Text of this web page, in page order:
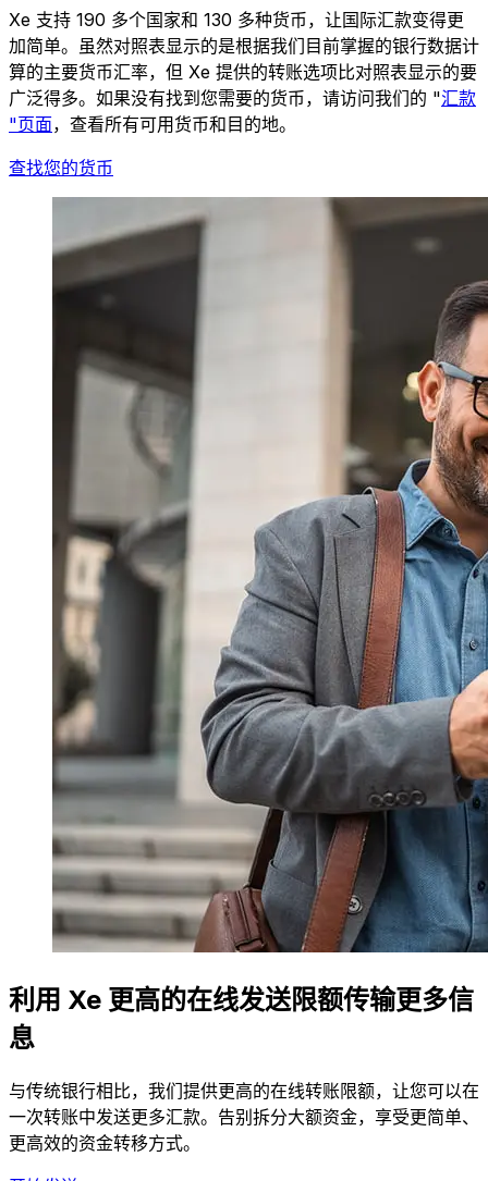
Xe 支持 190 多个国家和 130 多种货币，让国际汇款变得更
加简单。虽然对照表显示的是根据我们目前掌握的银行数据计
算的主要货币汇率，但 Xe 提供的转账选项比对照表显示的要
广泛得多。如果没有找到您需要的货币，请访问我们的 "汇款
"页面，查看所有可用货币和目的地。
查找您的货币
利用 Xe 更高的在线发送限额传输更多信
息
与传统银行相比，我们提供更高的在线转账限额，让您可以在
一次转账中发送更多汇款。告别拆分大额资金，享受更简单、
更高效的资金转移方式。